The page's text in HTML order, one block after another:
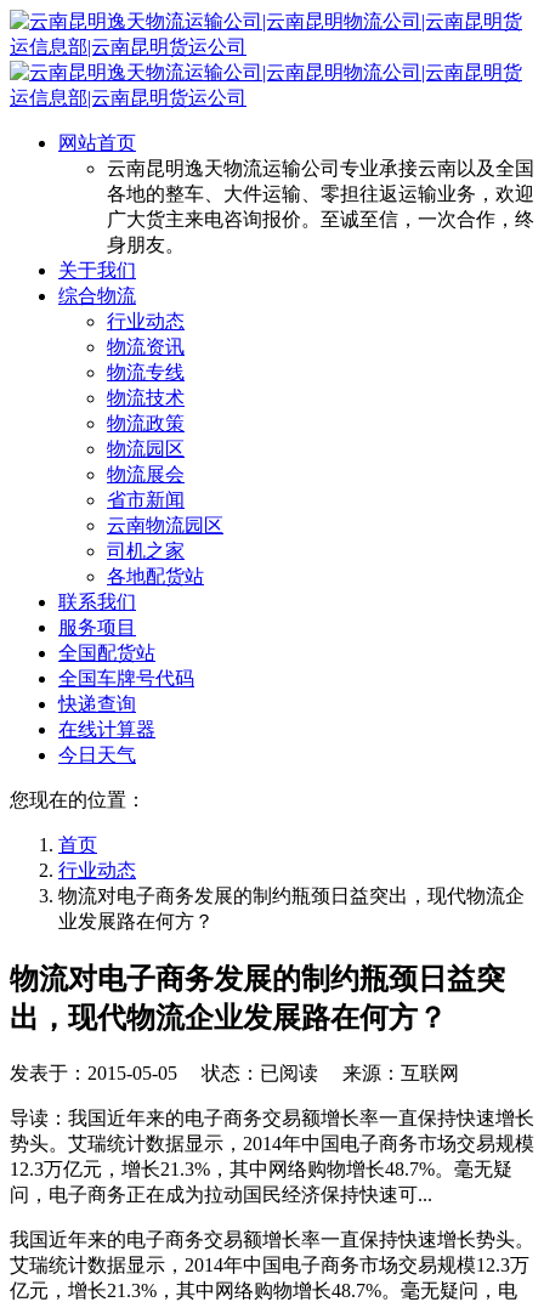
网站首页
云南昆明逸天物流运输公司专业承接云南以及全国
各地的整车、大件运输、零担往返运输业务，欢迎
广大货主来电咨询报价。至诚至信，一次合作，终
身朋友。
关于我们
综合物流
行业动态
物流资讯
物流专线
物流技术
物流政策
物流园区
物流展会
省市新闻
云南物流园区
司机之家
各地配货站
联系我们
服务项目
全国配货站
全国车牌号代码
快递查询
在线计算器
今日天气
您现在的位置：
首页
行业动态
物流对电子商务发展的制约瓶颈日益突出，现代物流企
业发展路在何方？
物流对电子商务发展的制约瓶颈日益突
出，现代物流企业发展路在何方？
发表于： 2015-05-05 状态：已阅读 来源：互联网
导读：我国近年来的电子商务交易额增长率一直保持快速增长
势头。艾瑞统计数据显示，2014年中国电子商务市场交易规模
12.3万亿元，增长21.3%，其中网络购物增长48.7%。毫无疑
问，电子商务正在成为拉动国民经济保持快速可...
我国近年来的电子商务交易额增长率一直保持快速增长势头。
艾瑞统计数据显示，2014年中国电子商务市场交易规模12.3万
亿元，增长21.3%，其中网络购物增长48.7%。毫无疑问，电